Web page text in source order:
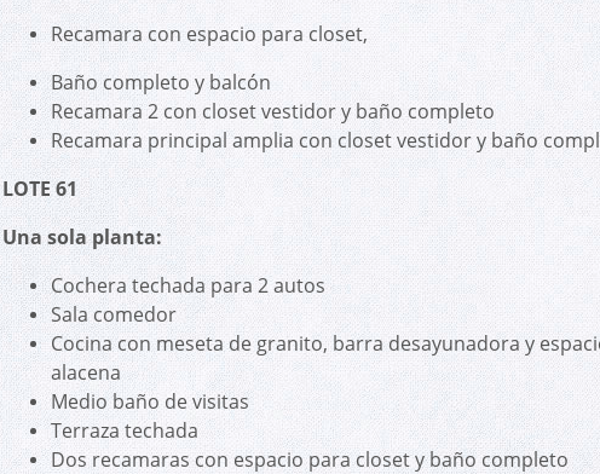
Recamara con espacio para closet,
Baño completo y balcón
Recamara 2 con closet vestidor y baño completo
Recamara principal amplia con closet vestidor y baño
LOTE 61
Una sola planta:
Cochera techada para 2 autos
Sala comedor
Cocina con meseta de granito, barra desayunadora y
alacena
Medio baño de visitas
Terraza techada
Dos recamaras con espacio para closet y baño completo